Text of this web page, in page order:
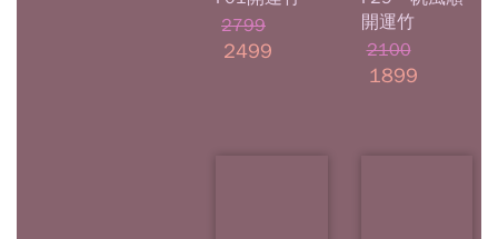
2799
2499
開運竹
2100
1899